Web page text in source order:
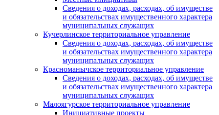
Сведения о доходах, расходах, об имуществе
и обязательствах имущественного характера
муниципальных служащих
Кучерлинское территориальное управление
Сведения о доходах, расходах, об имуществе
и обязательствах имущественного характера
муниципальных служащих
Красноманычское территориальное управление
Сведения о доходах, расходах, об имуществе
и обязательствах имущественного характера
муниципальных служащих
Малоягурское территориальное управление
Инициативные проекты